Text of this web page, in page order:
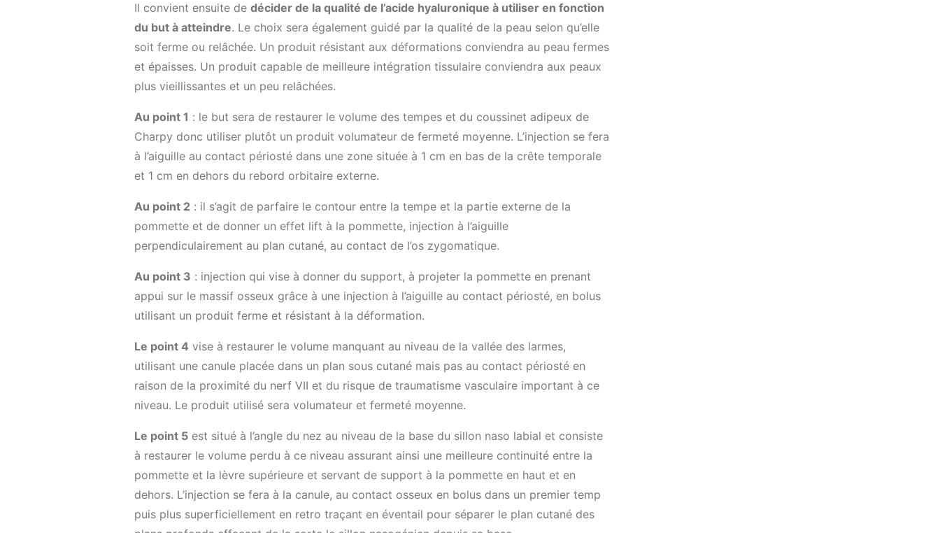
Il convient ensuite de décider de la qualité de l’acide hyaluronique à utiliser en fonction
du but à atteindre. Le choix sera également guidé par la qualité de la peau selon qu’elle
soit ferme ou relâchée. Un produit résistant aux déformations conviendra au peau fermes
et épaisses. Un produit capable de meilleure intégration tissulaire conviendra aux peaux
plus vieillissantes et un peu relâchées.
Au point 1 : le but sera de restaurer le volume des tempes et du coussinet adipeux de
Charpy donc utiliser plutôt un produit volumateur de fermeté moyenne. L’injection se fera
à l’aiguille au contact périosté dans une zone située à 1 cm en bas de la crête temporale
et 1 cm en dehors du rebord orbitaire externe.
Au point 2 : il s’agit de parfaire le contour entre la tempe et la partie externe de la
pommette et de donner un effet lift à la pommette, injection à l’aiguille
perpendiculairement au plan cutané, au contact de l’os zygomatique.
Au point 3 : injection qui vise à donner du support, à projeter la pommette en prenant
appui sur le massif osseux grâce à une injection à l’aiguille au contact périosté, en bolus
utilisant un produit ferme et résistant à la déformation.
Le point 4 vise à restaurer le volume manquant au niveau de la vallée des larmes,
utilisant une canule placée dans un plan sous cutané mais pas au contact périosté en
raison de la proximité du nerf VII et du risque de traumatisme vasculaire important à ce
niveau. Le produit utilisé sera volumateur et fermeté moyenne.
Le point 5 est situé à l’angle du nez au niveau de la base du sillon naso labial et consiste
à restaurer le volume perdu à ce niveau assurant ainsi une meilleure continuité entre la
pommette et la lèvre supérieure et servant de support à la pommette en haut et en
dehors. L’injection se fera à la canule, au contact osseux en bolus dans un premier temp
puis plus superficiellement en retro traçant en éventail pour séparer le plan cutané des